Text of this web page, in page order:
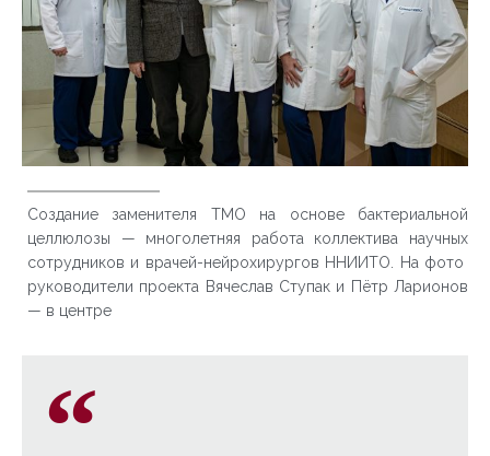
Создание заменителя ТМО на основе бактериальной
целлюлозы — многолетняя работа коллектива научных
сотрудников и врачей-нейрохирургов ННИИТО. На фото
руководители проекта Вячеслав Ступак и Пётр Ларионов
— в центре